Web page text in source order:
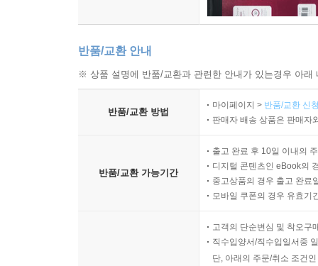
반품/교환 안내
※ 상품 설명에 반품/교환과 관련한 안내가 있는경우 아
반품/교환 방법
마이페이지 > 반품/교환 신
판매자 배송 상품은 판매자
반품/교환 가능기간
출고 완료 후 10일 이내의
디지털 콘텐츠인 eBook의
중고상품의 경우 출고 완료
모바일 쿠폰의 경우 유효기
고객의 단순변심 및 착오구
직수입양서/직수입일서중
단, 아래의 주문/취소 조건